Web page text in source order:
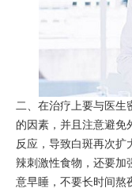
二、在治疗上要与医生
的因素，并且注意避免
反应，导致白斑再次扩
辣刺激性食物，还要加
意早睡，不要长时间熬